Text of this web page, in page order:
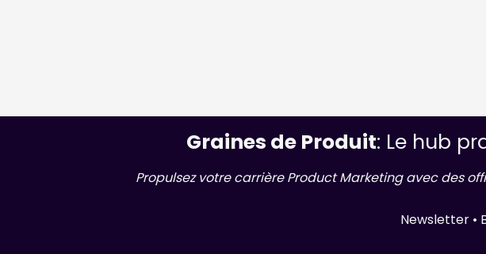
Graines de Produit: Le hub
Propulsez votre carrière Product Marketing avec des
Newsletter •